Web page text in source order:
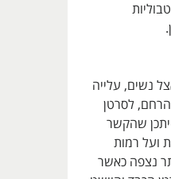
נשים, עלייה
הרחם, לסרטן
שהקשר
ועל רמות
נצפה כאשר